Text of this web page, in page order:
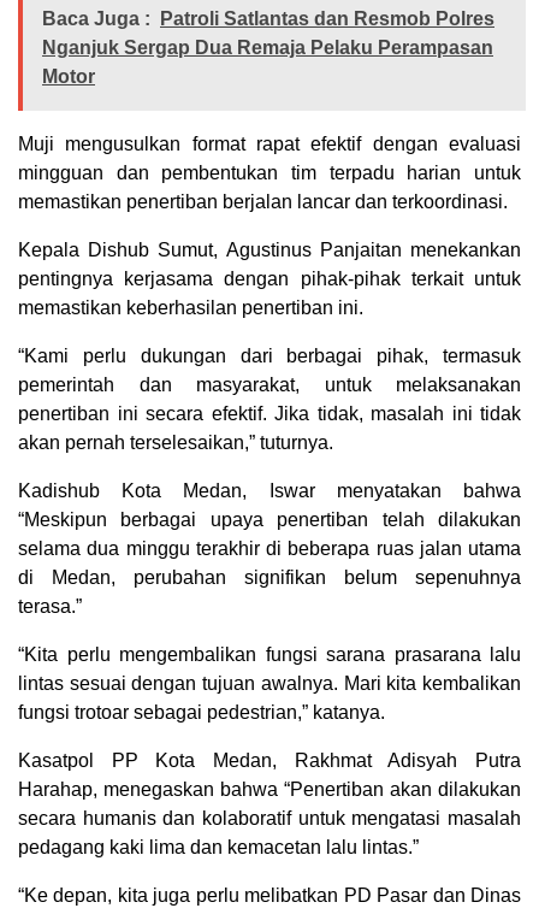
Baca Juga :
Patroli Satlantas dan Resmob Polres
Nganjuk Sergap Dua Remaja Pelaku Perampasan
Motor
Muji mengusulkan format rapat efektif dengan evaluasi
mingguan dan pembentukan tim terpadu harian untuk
memastikan penertiban berjalan lancar dan terkoordinasi.
Kepala Dishub Sumut, Agustinus Panjaitan menekankan
pentingnya kerjasama dengan pihak-pihak terkait untuk
memastikan keberhasilan penertiban ini.
“Kami perlu dukungan dari berbagai pihak, termasuk
pemerintah dan masyarakat, untuk melaksanakan
penertiban ini secara efektif. Jika tidak, masalah ini tidak
akan pernah terselesaikan,” tuturnya.
Kadishub Kota Medan, Iswar menyatakan bahwa
“Meskipun berbagai upaya penertiban telah dilakukan
selama dua minggu terakhir di beberapa ruas jalan utama
di Medan, perubahan signifikan belum sepenuhnya
terasa.”
“Kita perlu mengembalikan fungsi sarana prasarana lalu
lintas sesuai dengan tujuan awalnya. Mari kita kembalikan
fungsi trotoar sebagai pedestrian,” katanya.
Kasatpol PP Kota Medan, Rakhmat Adisyah Putra
Harahap, menegaskan bahwa “Penertiban akan dilakukan
secara humanis dan kolaboratif untuk mengatasi masalah
pedagang kaki lima dan kemacetan lalu lintas.”
“Ke depan, kita juga perlu melibatkan PD Pasar dan Dinas